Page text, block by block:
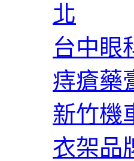
北
台中眼
痔瘡藥
新竹機
衣架品